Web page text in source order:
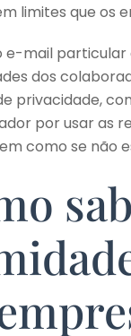
limites que os
e-mail particular
dos
privacidade,
por usar as
como se não